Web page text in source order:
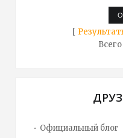
[
Официальный блог